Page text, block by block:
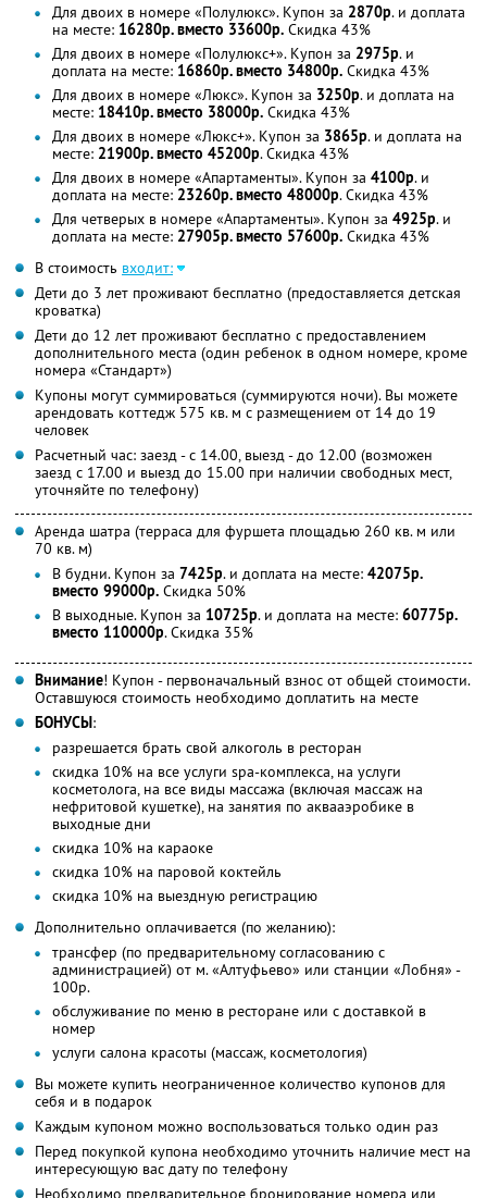
Для двоих в номере «Полулюкс». Купон за 2870р. и доплата
на месте: 16280р. вместо 33600р. Скидка 43%
Для двоих в номере «Полулюкс+». Купон за 2975р. и
доплата на месте: 16860р. вместо 34800р. Скидка 43%
Для двоих в номере «Люкс». Купон за 3250р. и доплата на
месте: 18410р. вместо 38000р. Скидка 43%
Для двоих в номере «Люкс+». Купон за 3865р. и доплата на
месте: 21900р. вместо 45200р. Скидка 43%
Для двоих в номере «Апартаменты». Купон за 4100р. и
доплата на месте: 23260р. вместо 48000р. Скидка 43%
Для четверых в номере «Апартаменты». Купон за 4925р. и
доплата на месте: 27905р. вместо 57600р. Скидка 43%
В стоимость входит:
Дети до 3 лет проживают бесплатно (предоставляется детская
кроватка)
Дети до 12 лет проживают бесплатно с предоставлением
дополнительного места (один ребенок в одном номере, кроме
номера «Стандарт»)
Купоны могут суммироваться (суммируются ночи). Вы можете
арендовать коттедж 575 кв. м с размещением от 14 до 19
человек
Расчетный час: заезд - с 14.00, выезд - до 12.00 (возможен
заезд с 17.00 и выезд до 15.00 при наличии свободных мест,
уточняйте по телефону)
Аренда шатра (терраса для фуршета площадью 260 кв. м или
70 кв. м)
В будни. Купон за 7425р. и доплата на месте: 42075р.
вместо 99000р. Скидка 50%
В выходные. Купон за 10725р. и доплата на месте: 60775р.
вместо 110000р. Скидка 35%
Внимание! Купон - первоначальный взнос от общей стоимости.
Оставшуюся стоимость необходимо доплатить на месте
БОНУСЫ:
разрешается брать свой алкоголь в ресторан
скидка 10% на все услуги spa-комплекса, на услуги
косметолога, на все виды массажа (включая массаж на
нефритовой кушетке), на занятия по аквааэробике в
выходные дни
скидка 10% на караоке
скидка 10% на паровой коктейль
скидка 10% на выездную регистрацию
Дополнительно оплачивается (по желанию):
трансфер (по предварительному согласованию с
администрацией) от м. «Алтуфьево» или станции «Лобня» -
100р.
обслуживание по меню в ресторане или с доставкой в
номер
услуги салона красоты (массаж, косметология)
Вы можете купить неограниченное количество купонов для
себя и в подарок
Каждым купоном можно воспользоваться только один раз
Перед покупкой купона необходимо уточнить наличие мест на
интересующую вас дату по телефону
Необходимо предварительное бронирование номера или